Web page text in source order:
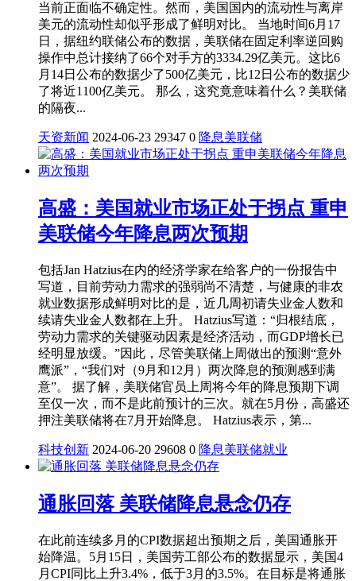
当前正面临不确定性。然而，美国国内的流动性与离岸
美元的流动性却似乎形成了鲜明对比。 当地时间6月17
日，据纽约联储公布的数据，美联储在固定利率逆回购
操作中总计接纳了66个对手方的3334.29亿美元。这比6
月14日公布的数据少了500亿美元，比12日公布的数据少
了将近1100亿美元。 那么，这究竟意味着什么？美联储
的隔夜...
天资新闻 2024-06-23 29347 0 降息美联储
高盛：美国就业市场正处于拐点 重申
美联储今年降息两次预期
包括Jan Hatzius在内的经济学家在给客户的一份报告中
写道，目前劳动力需求的强弱尚不清楚，与健康的非农
就业数据形成鲜明对比的是，近几周初请失业金人数和
续请失业金人数都在上升。 Hatzius写道：“归根结底，
劳动力需求的关键驱动因素是经济活动，而GDP增长已
经明显放缓。”因此，尽管美联储上周做出的预测“意外
鹰派”，“我们对（9月和12月）两次降息的预测感到满
意”。 据了解，美联储官员上周将今年的降息预期下调
至仅一次，而不是此前预计的三次。就在5月份，高盛还
押注美联储将在7月开始降息。 Hatzius表示，第...
科技创新 2024-06-20 29608 0 降息美联储就业
通胀回落 美联储降息悬念仍存
在此前连续多月的CPI数据超出预期之后，美国通胀开
始降温。5月15日，美国劳工部公布的数据显示，美国4
月CPI同比上升3.4%，低于3月的3.5%。在目标是将通胀